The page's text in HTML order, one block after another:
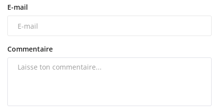
E-mail
Commentaire